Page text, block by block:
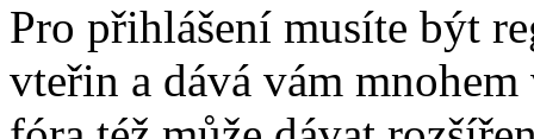
Pro přihlášení musíte být
vteřin a dává vám